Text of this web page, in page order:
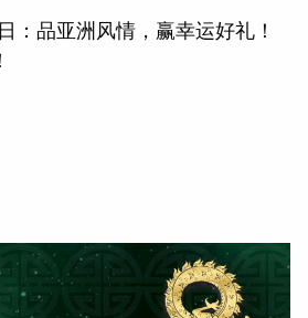
：品亚洲风情，赢幸运好礼！